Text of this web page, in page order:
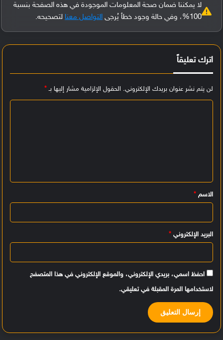
لا يمكننا ضمان صحة المعلومات الموجودة في هذه الصفحة بنسبة
100%، وفي حالة وجود خطأ يُرجى
التواصل معنا لتصحيحه.
اترك تعليقاً
لن يتم نشر عنوان بريدك الإلكتروني. الحقول الإلزامية مشار إليها بـ*
ي
ق
الاسم *
البريد الإلكتروني *
احفظ اسمي، بريدي الإلكتروني، والموقع الإلكتروني في هذا المتصفح
لاستخدامها المرة المقبلة في تعليقي.